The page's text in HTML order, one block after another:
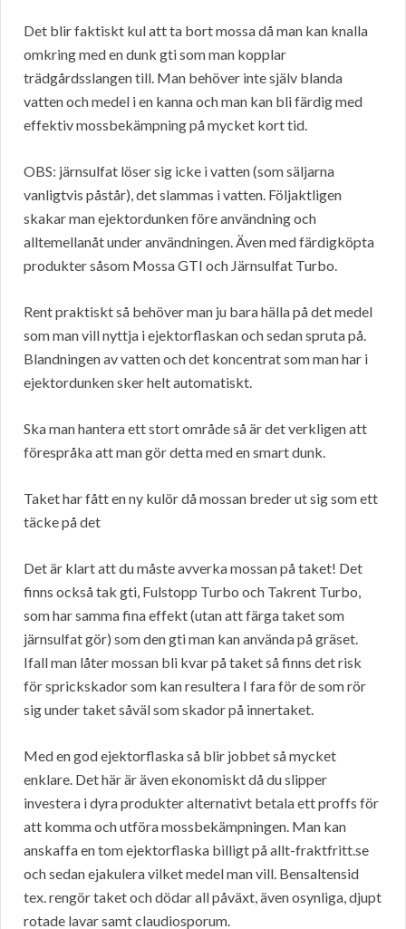
Det blir faktiskt kul att ta bort mossa då man kan knalla
omkring med en dunk gti som man kopplar
trädgårdsslangen till. Man behöver inte själv blanda
vatten och medel i en kanna och man kan bli färdig med
effektiv mossbekämpning på mycket kort tid.
OBS: järnsulfat löser sig icke i vatten (som säljarna
vanligtvis påstår), det slammas i vatten. Följaktligen
skakar man ejektordunken före användning och
alltemellanåt under användningen. Även med färdigköpta
produkter såsom Mossa GTI och Järnsulfat Turbo.
Rent praktiskt så behöver man ju bara hälla på det medel
som man vill nyttja i ejektorflaskan och sedan spruta på.
Blandningen av vatten och det koncentrat som man har i
ejektordunken sker helt automatiskt.
Ska man hantera ett stort område så är det verkligen att
förespråka att man gör detta med en smart dunk.
Taket har fått en ny kulör då mossan breder ut sig som ett
täcke på det
Det är klart att du måste avverka mossan på taket! Det
finns också tak gti, Fulstopp Turbo och Takrent Turbo,
som har samma fina effekt (utan att färga taket som
järnsulfat gör) som den gti man kan använda på gräset.
Ifall man låter mossan bli kvar på taket så finns det risk
för sprickskador som kan resultera I fara för de som rör
sig under taket såväl som skador på innertaket.
Med en god ejektorflaska så blir jobbet så mycket
enklare. Det här är även ekonomiskt då du slipper
investera i dyra produkter alternativt betala ett proffs för
att komma och utföra mossbekämpningen. Man kan
anskaffa en tom ejektorflaska billigt på allt-fraktfritt.se
och sedan ejakulera vilket medel man vill. Bensaltensid
tex. rengör taket och dödar all påväxt, även osynliga, djupt
rotade lavar samt claudiosporum.